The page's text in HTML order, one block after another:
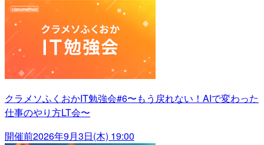
クラメソふくおかIT勉強会#6〜もう戻れない！AIで変わった
仕事のやり方LT会〜
開催前2026年9月3日(木) 19:00